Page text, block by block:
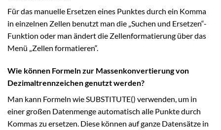
Für das manuelle Ersetzen eines Punktes durch ein Komma
in einzelnen Zellen benutzt man die „Suchen und Ersetzen“-
Funktion oder man ändert die Zellenformatierung über das
Menü „Zellen formatieren“.
Wie können Formeln zur Massenkonvertierung von
Dezimaltrennzeichen genutzt werden?
Man kann Formeln wie SUBSTITUTE() verwenden, um in
einer großen Datenmenge automatisch alle Punkte durch
Kommas zu ersetzen. Diese können auf ganze Datensätze in